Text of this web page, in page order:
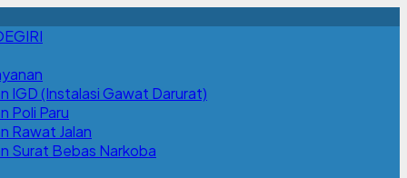
IGD (Instalasi Gawat Darurat)
Poli Paru
Rawat Jalan
Surat Bebas Narkoba